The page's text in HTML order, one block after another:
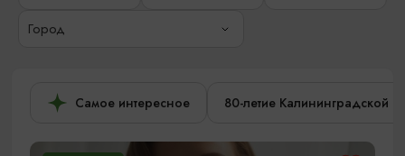
Город
Самое интересное 80-летие Калининградской